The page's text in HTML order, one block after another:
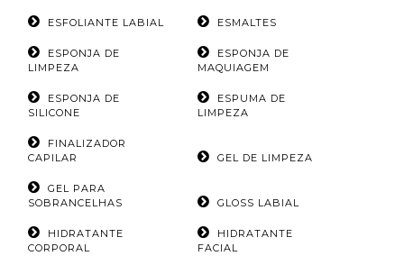
ESFOLIANTE LABIAL ESMALTES
ESPONJA DE
LIMPEZA
ESPONJA DE
MAQUIAGEM
ESPONJA DE
SILICONE
ESPUMA DE
LIMPEZA
FINALIZADOR
CAPILAR
GEL DE LIMPEZA
GEL PARA
SOBRANCELHAS
GLOSS LABIAL
HIDRATANTE
CORPORAL
HIDRATANTE
FACIAL